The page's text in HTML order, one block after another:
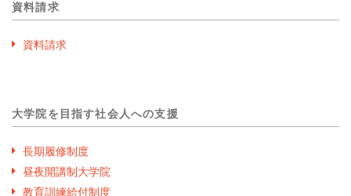
資料請求
資料請求
大学院を目指す社会人への支援
長期履修制度
昼夜開講制大学院
教育訓練給付制度